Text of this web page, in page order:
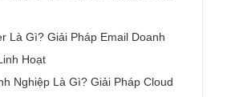
Là Gì? Giải Pháp Email Doanh
Hoạt
Nghiệp Là Gì? Giải Pháp Cloud